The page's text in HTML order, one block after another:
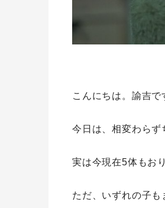
こんにちは。諭吉で
今日は、相変わらず
実は今現在5体もお
ただ、いずれの子も